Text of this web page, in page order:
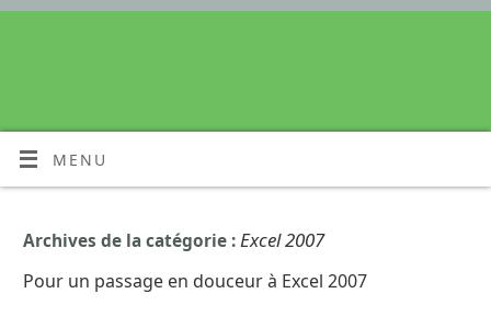
MENU
Archives de la catégorie :Excel 2007
Pour un passage en douceur à Excel 2007